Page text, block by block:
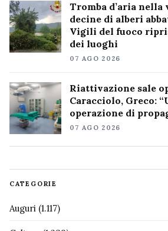
Tromba d’aria
decine di alberi
Vigili del fuoco
dei luoghi
07 AGO 2026
Riattivazione sale
Caracciolo, Greco:
operazione di
07 AGO 2026
CATEGORIE
Auguri (1.117)